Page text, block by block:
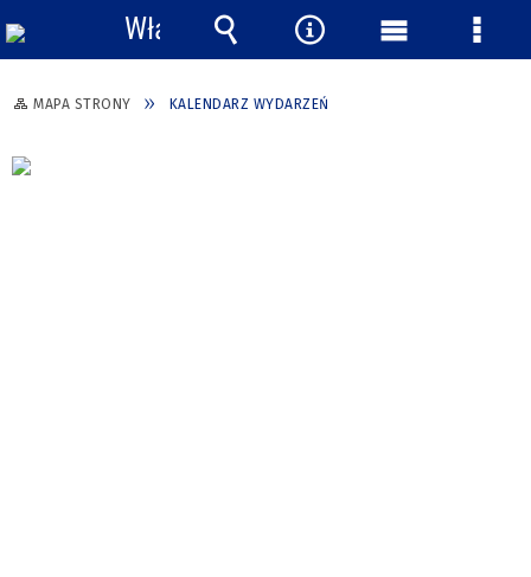
MAPA STRONY KALENDARZ WYDARZEŃ
Włącz
powiadomienia
Wyszukiwarka
Narzędzia
Menu Menu